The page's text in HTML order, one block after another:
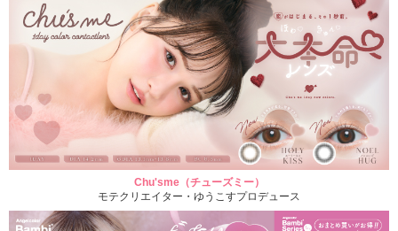
Chu'sme（チューズミー）
モテクリエイター・ゆうこすプロデュース